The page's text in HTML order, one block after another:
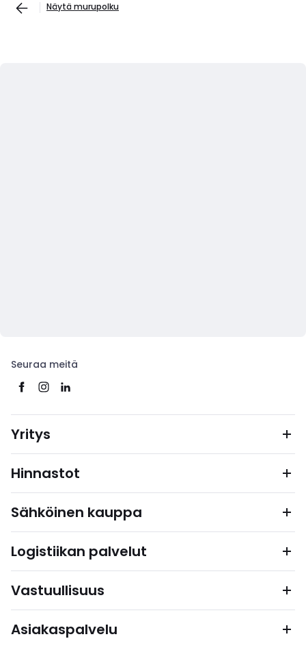
Näytä murupolku
Seuraa meitä
Yritys
Hinnastot
Sähköinen kauppa
Logistiikan palvelut
Vastuullisuus
Asiakaspalvelu